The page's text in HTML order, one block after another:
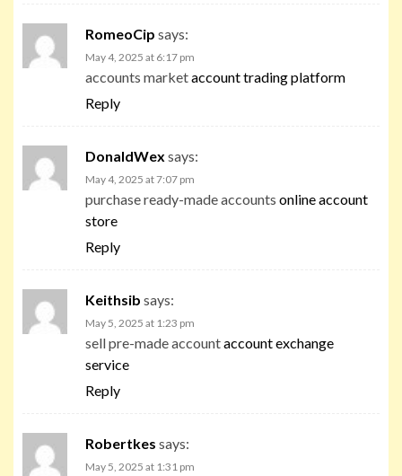
RomeoCip says:
May 4, 2025 at 6:17 pm
accounts marketaccount trading platform
Reply
DonaldWex says:
May 4, 2025 at 7:07 pm
purchase ready-made accounts online account
store
Reply
Keithsib says:
May 5, 2025 at 1:23 pm
sell pre-made accountaccount exchange
service
Reply
Robertkes says:
May 5, 2025 at 1:31 pm